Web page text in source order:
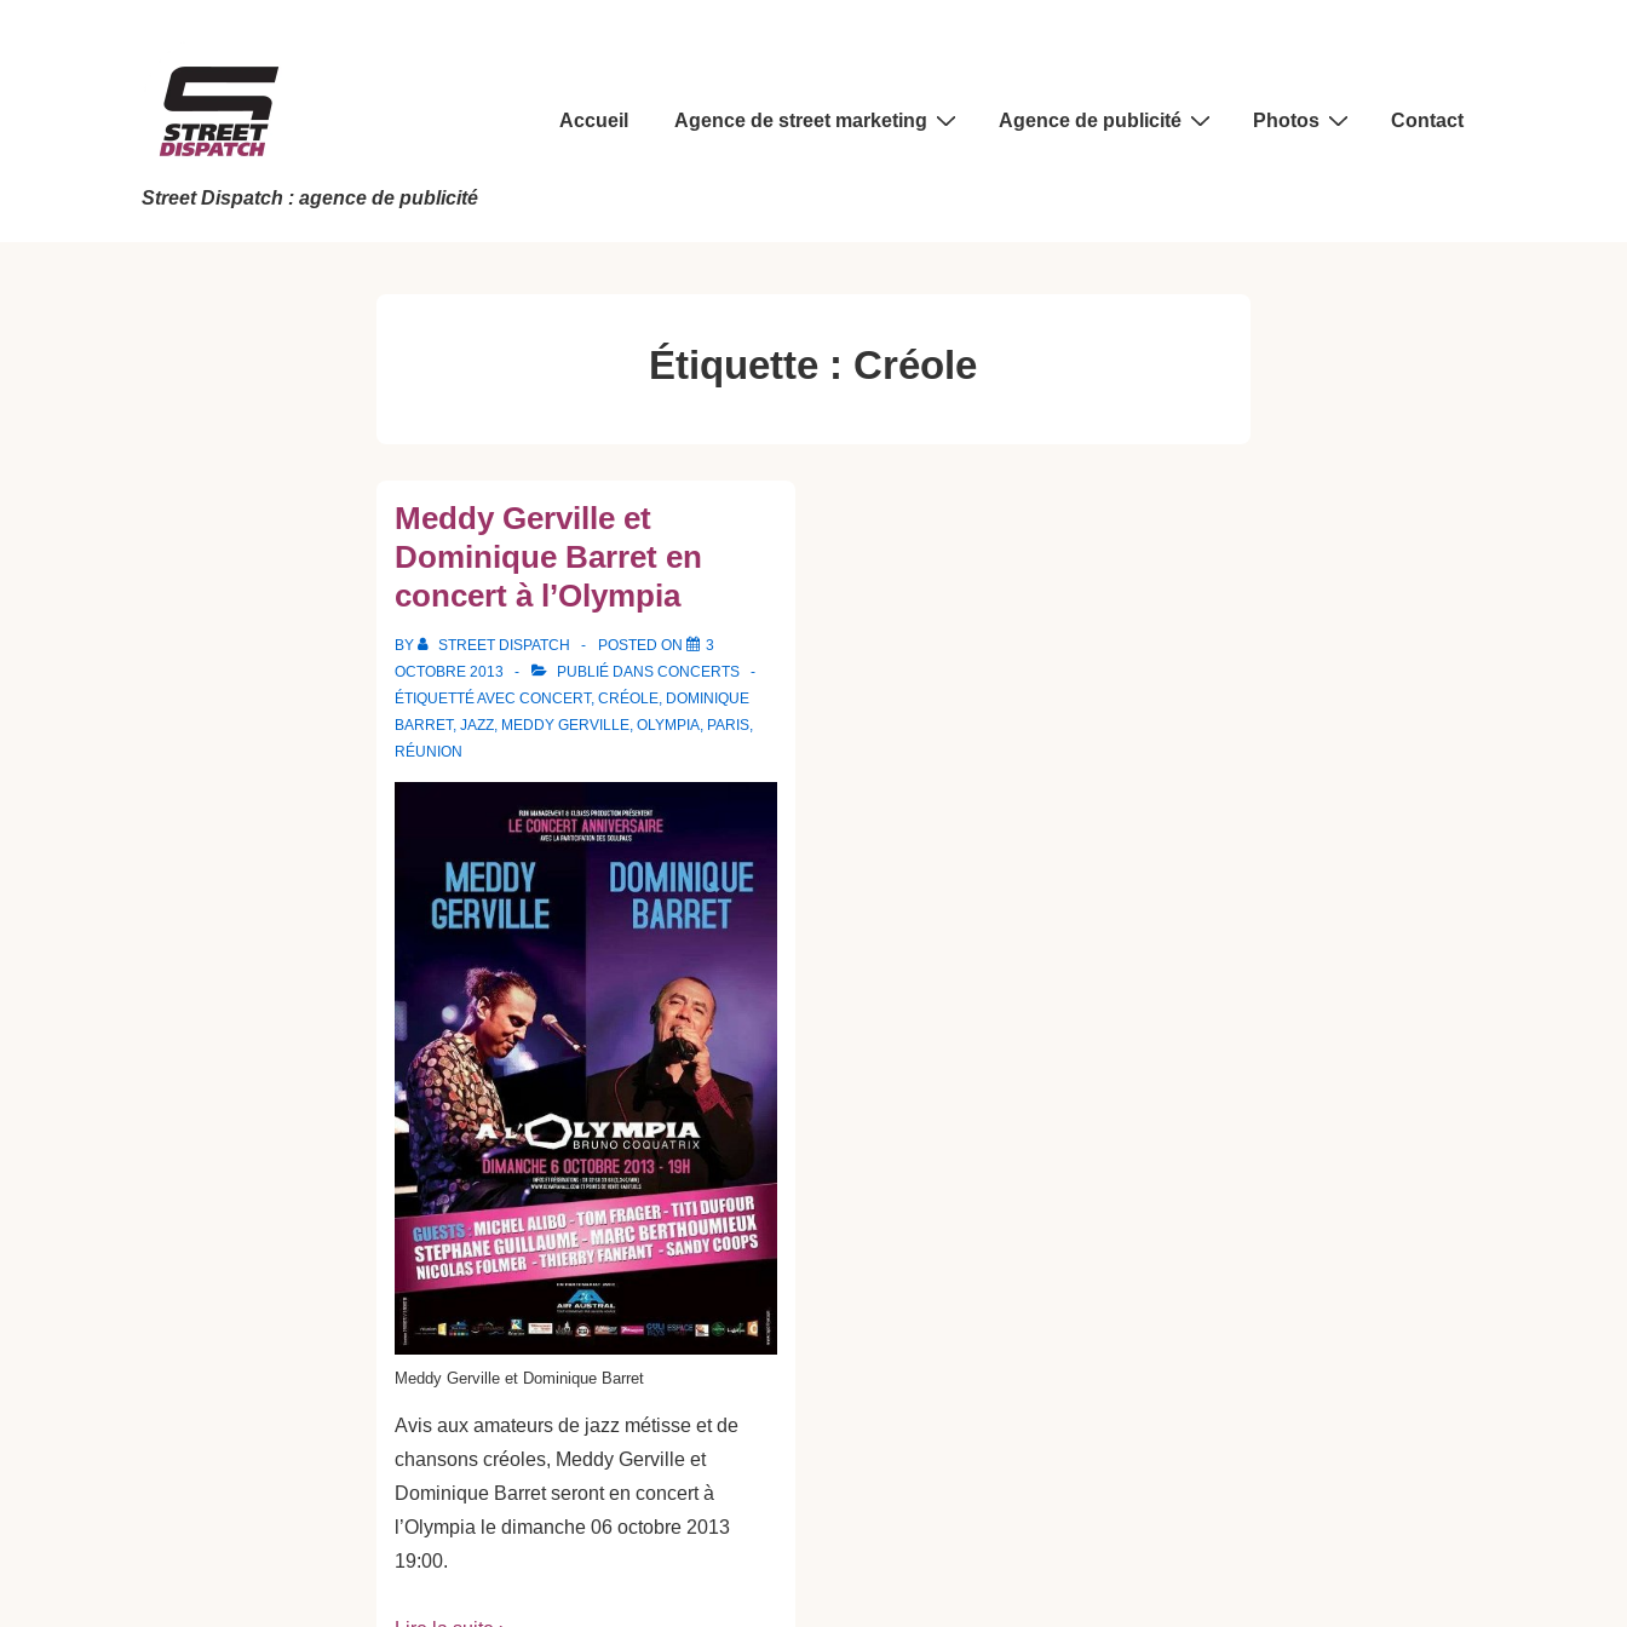
Street Dispatch : agence de publicité
Main
Accueil Agence de street marketing Agence de publicité Photos Contact
Étiquette : Créole
Meddy Gerville et
Dominique Barret en
concert à l’Olympia
BY STREET DISPATCH POSTED ON
3
OCTOBRE 2013
PUBLIÉ DANS CONCERTS
ÉTIQUETTÉ AVEC CONCERT, CRÉOLE, DOMINIQUE
BARRET, JAZZ, MEDDY GERVILLE, OLYMPIA, PARIS,
RÉUNION
Meddy Gerville et Dominique Barret
Avis aux amateurs de jazz métisse et de
chansons créoles, Meddy Gerville et
Dominique Barret seront en concert à
l’Olympia le dimanche 06 octobre 2013
19:00.